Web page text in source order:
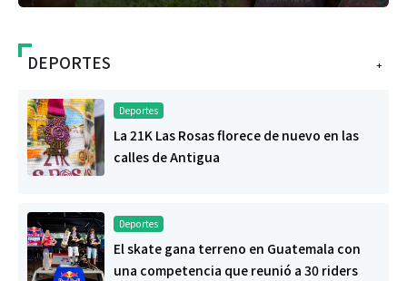
+
DEPORTES
Deportes
La 21K Las Rosas florece de nuevo en las
calles de Antigua
Deportes
El skate gana terreno en Guatemala con
una competencia que reunió a 30 riders